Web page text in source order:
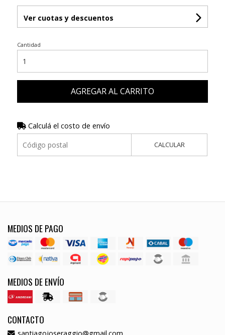
Ver cuotas y descuentos
Cantidad
AGREGAR AL CARRITO
Calculá el costo de envío
CALCULAR
MEDIOS DE PAGO
MEDIOS DE ENVÍO
CONTACTO